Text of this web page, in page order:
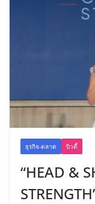
ธุรกิจ-ตลาด บิวตี้
“HEAD &